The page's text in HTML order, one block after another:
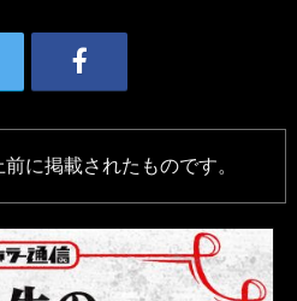
に掲載されたものです。